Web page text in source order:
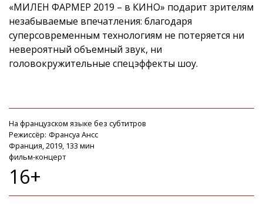
«МИЛЕН ФАРМЕР 2019 – в КИНО» подарит зрителям
незабываемые впечатления: благодаря
суперсовременным технологиям не потеряется ни
невероятный объемный звук, ни
головокружительные спецэффекты шоу.
На французском языке без субтитров
Режиссёр: Франсуа Ансс
Франция, 2019, 133 мин
фильм-концерт
16+